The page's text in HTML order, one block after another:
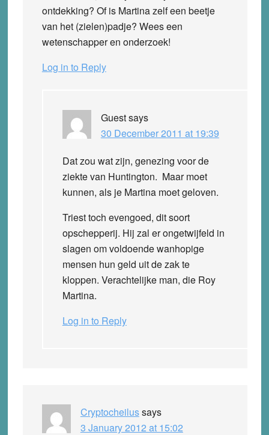
ontdekking? Of is Martina zelf een beetje
van het (zielen)padje? Wees een
wetenschapper en onderzoek!
Log in to Reply
Guestsays
30 December 2011 at 19:39
Dat zou wat zijn, genezing voor de
ziekte van Huntington. Maar moet
kunnen, als je Martina moet geloven.
Triest toch evengoed, dit soort
opschepperij. Hij zal er ongetwijfeld in
slagen om voldoende wanhopige
mensen hun geld uit de zak te
kloppen. Verachtelijke man, die Roy
Martina.
Log in to Reply
Cryptocheilussays
3 January 2012 at 15:02